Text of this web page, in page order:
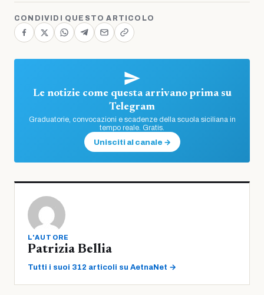
CONDIVIDI QUESTO ARTICOLO
Le notizie come questa arrivano prima su
Telegram
Graduatorie, convocazioni e scadenze della scuola siciliana in
tempo reale. Gratis.
Unisciti al canale →
L'AUTORE
Patrizia Bellia
Tutti i suoi 312 articoli su AetnaNet →